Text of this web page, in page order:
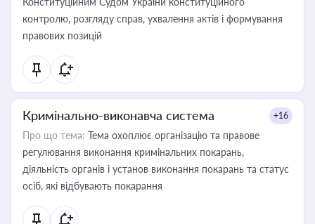
контролю, розгляду справ, ухвалення актів і формування
правових позицій
Кримінально-виконавча система +16
Про що тема: Тема охоплює організацію та правове
регулювання виконання кримінальних покарань,
діяльність органів і установ виконання покарань та статус
осіб, які відбувають покарання